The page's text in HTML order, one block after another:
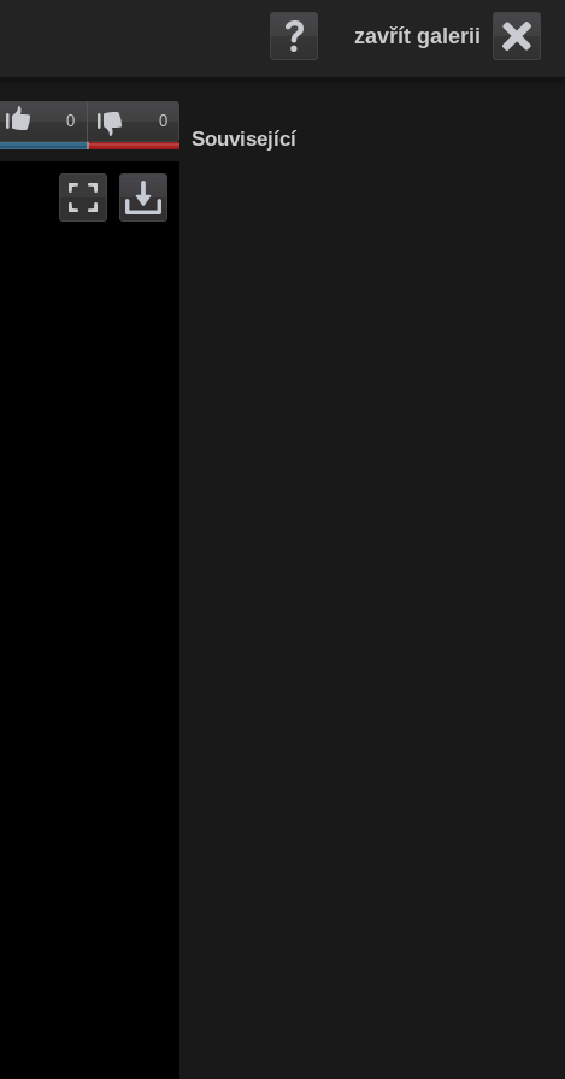
zavřít galerii
0 0
Související